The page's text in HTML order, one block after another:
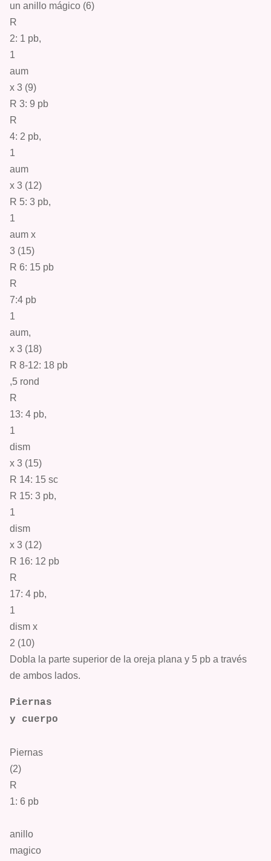
un anillo mágico (6)
R
2: 1 pb,
1
aum
x 3 (9)
R 3: 9 pb
R
4: 2 pb,
1
aum
x 3 (12)
R 5: 3 pb,
1
aum x
3 (15)
R 6: 15 pb
R
7:4 pb
1
aum,
x 3 (18)
R 8-12: 18 pb
,5 rond
R
13: 4 pb,
1
dism
x 3 (15)
R 14: 15 sc
R 15: 3 pb,
1
dism
x 3 (12)
R 16: 12 pb
R
17: 4 pb,
1
dism x
2 (10)
Dobla la parte superior de la oreja plana y 5 pb a través
de ambos lados.
Piernas
y cuerpo
Piernas
(2)
R
1: 6 pb
anillo
magico